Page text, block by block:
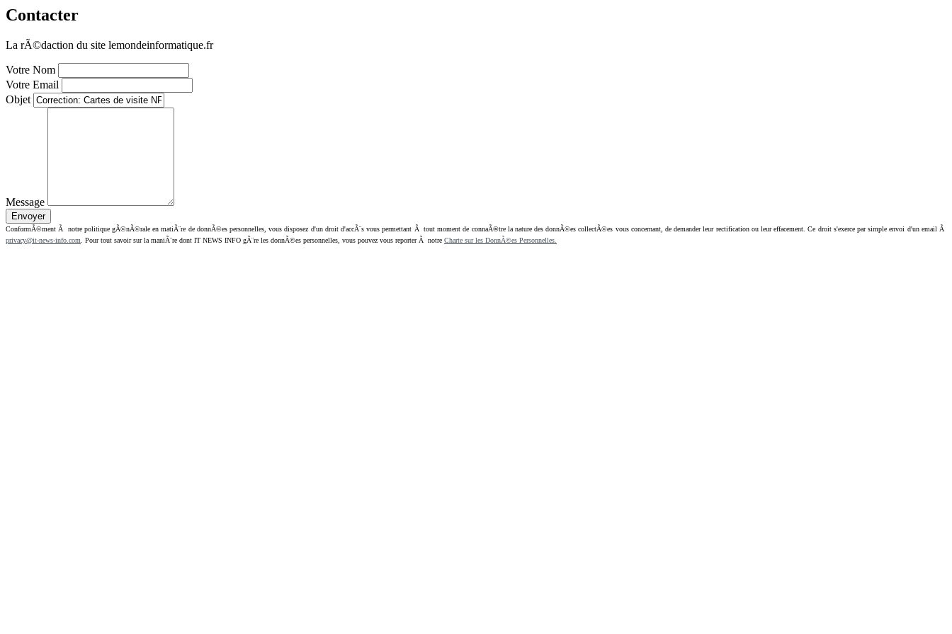
Contacter
La rÃ©daction du site lemondeinformatique.fr
Votre Nom
Votre Email
Objet
Message
ConformÃ©ment Ã notre politique gÃ©nÃ©rale en matiÃ¨re de donnÃ©es personnelles, vous disposez d'un droit d'accÃ¨s vous permettant Ã tout moment de connaÃ®tre la nature des donnÃ©es collectÃ©es vous concernant, de demander leur rectification ou leur effacement. Ce droit s'exerce par simple envoi d'un email Ã
privacy@it-news-info.com . Pour tout savoir sur la maniÃ¨re dont IT NEWS INFO gÃ¨re les donnÃ©es personnelles, vous pouvez vous reporter Ã notre Charte sur les DonnÃ©es Personnelles.